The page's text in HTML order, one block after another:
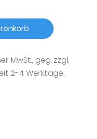
MwSt., geg. zzgl.
2-4 Werktage.